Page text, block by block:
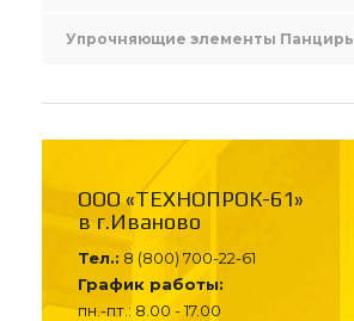
Упрочняющие элементы Панцирь
ООО «ТЕХНОПРОК-61»
в г.Иваново
Тел.: 8 (800) 700-22-61
График работы:
пн.-пт.: 8.00 - 17.00